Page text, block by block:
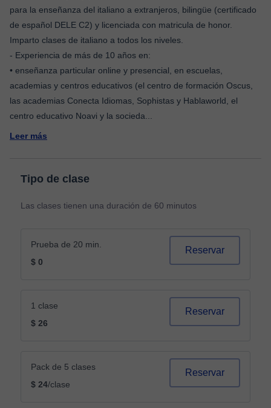
para la enseñanza del italiano a extranjeros, bilingüe (certificado
de español DELE C2) y licenciada con matricula de honor.
Imparto clases de italiano a todos los niveles.
- Experiencia de más de 10 años en:
• enseñanza particular online y presencial, en escuelas,
academias y centros educativos (el centro de formación Oscus,
las academias Conecta Idiomas, Sophistas y Hablaworld, el
centro educativo Noavi y la socieda
Leer más
Tipo de clase
Las clases tienen una duración de 60 minutos
Prueba de 20 min.
$ 0
Reservar
1 clase
$ 26
Reservar
Pack de 5 clases
$ 24/clase
Reservar